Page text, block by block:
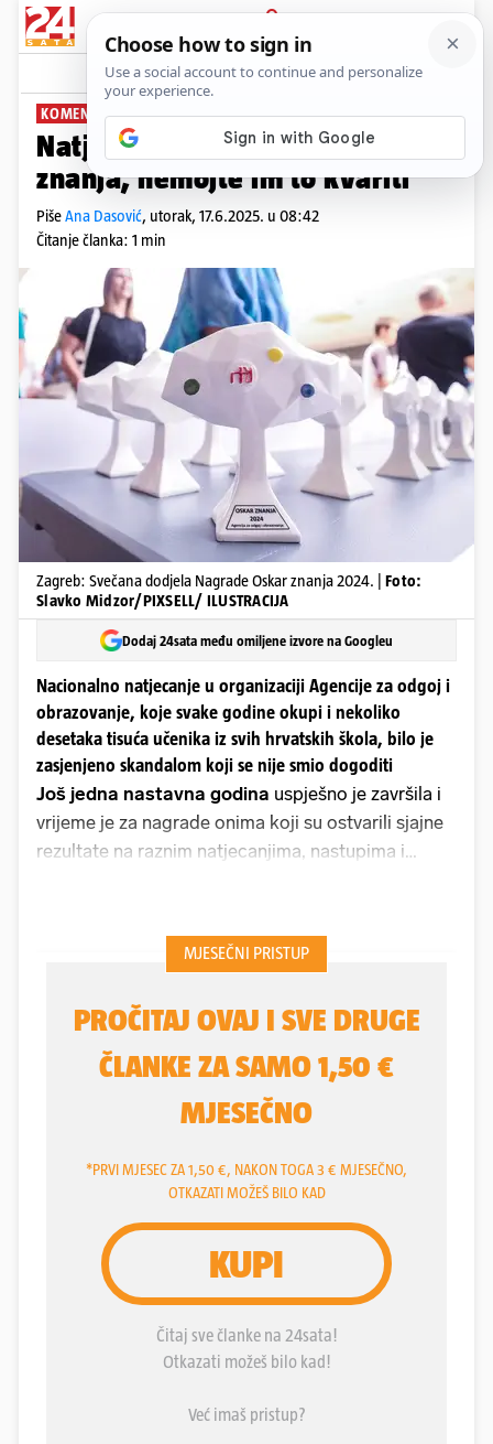
PRIJAVA
News Komentari
KOMENTAR: ANA DASOVIĆ PLUS+
Natjecanja povezuju mlade oko
znanja, nemojte im to kvariti
PišeAna Dasović, utorak, 17.6.2025. u 08:42
Čitanje članka: 1 min
Zagreb: Svečana dodjela Nagrade Oskar znanja 2024. | Foto:
Slavko Midzor/PIXSELL/ ILUSTRACIJA
Dodaj 24sata među omiljene izvore na Googleu
Nacionalno natjecanje u organizaciji Agencije za odgoj i
obrazovanje, koje svake godine okupi i nekoliko
desetaka tisuća učenika iz svih hrvatskih škola, bilo je
zasjenjeno skandalom koji se nije smio dogoditi
Još jedna nastavna godina uspješno je završila i
vrijeme je za nagrade onima koji su ostvarili sjajne
rezultate na raznim natjecanjima, nastupima i
mentore, a jučer popodne dodijeljeni su i
tradicionalni Oskari znanja za učenike osnovnih i
natjecanjima znanja i vještina.